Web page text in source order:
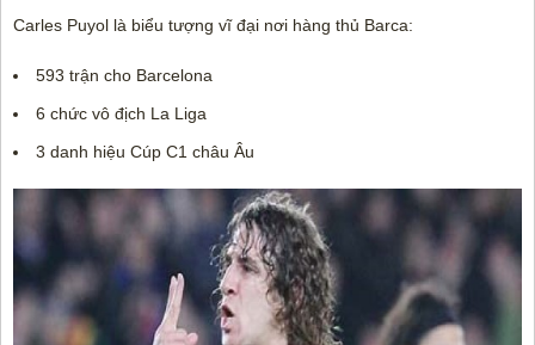
Carles Puyol là biểu tượng vĩ đại nơi hàng thủ Barca:
593 trận cho Barcelona
6 chức vô địch La Liga
3 danh hiệu Cúp C1 châu Âu